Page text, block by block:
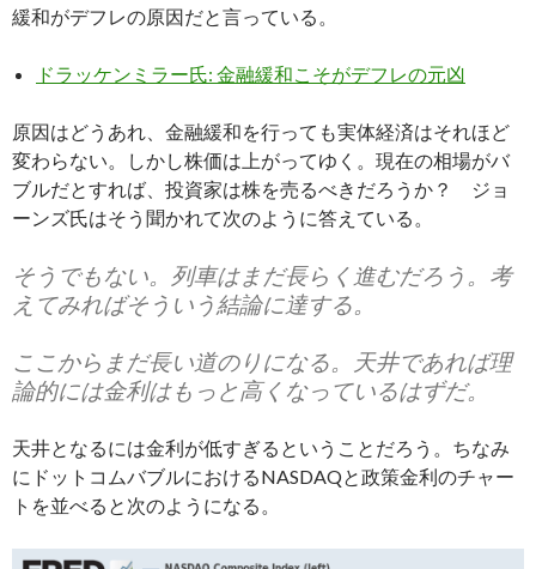
緩和がデフレの原因だと言っている。
ドラッケンミラー氏: 金融緩和こそがデフレの元凶
原因はどうあれ、金融緩和を行っても実体経済はそれほど
変わらない。しかし株価は上がってゆく。現在の相場がバ
ブルだとすれば、投資家は株を売るべきだろうか？ ジョ
ーンズ氏はそう聞かれて次のように答えている。
そうでもない。列車はまだ長らく進むだろう。考
えてみればそういう結論に達する。
ここからまだ長い道のりになる。天井であれば理
論的には金利はもっと高くなっているはずだ。
天井となるには金利が低すぎるということだろう。ちなみ
にドットコムバブルにおけるNASDAQと政策金利のチャー
トを並べると次のようになる。